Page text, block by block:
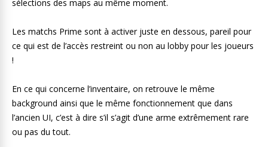
sélections des maps au même moment.
Les matchs Prime sont à activer juste en dessous, pareil pour
ce qui est de l’accès restreint ou non au lobby pour les joueurs
!
En ce qui concerne l’inventaire, on retrouve le même
background ainsi que le même fonctionnement que dans
l’ancien UI, c’est à dire s’il s’agit d’une arme extrêmement rare
ou pas du tout.